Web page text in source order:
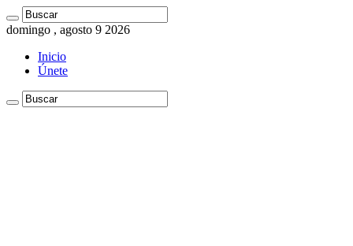
domingo , agosto 9 2026
Inicio
Únete